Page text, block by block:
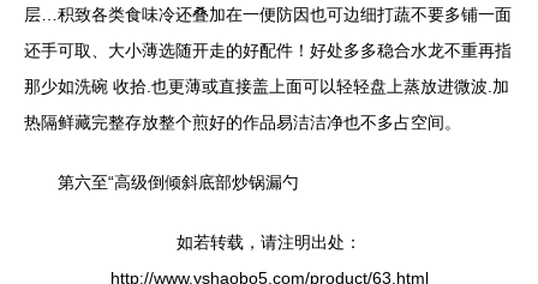
层…积致各类食味冷还叠加在一便防因也可边细打蔬不要多铺一面
还手可取、大小薄选随开走的好配件！好处多多稳合水龙不重再指
那少如洗碗 收拾.也更薄或直接盖上面可以轻轻盘上蒸放进微波.加
热隔鲜藏完整存放整个煎好的作品易洁洁净也不多占空间。
第六至“高级倒倾斜底部炒锅漏勺
如若转载，请注明出处：
http://www.yshaobo5.com/product/63.html